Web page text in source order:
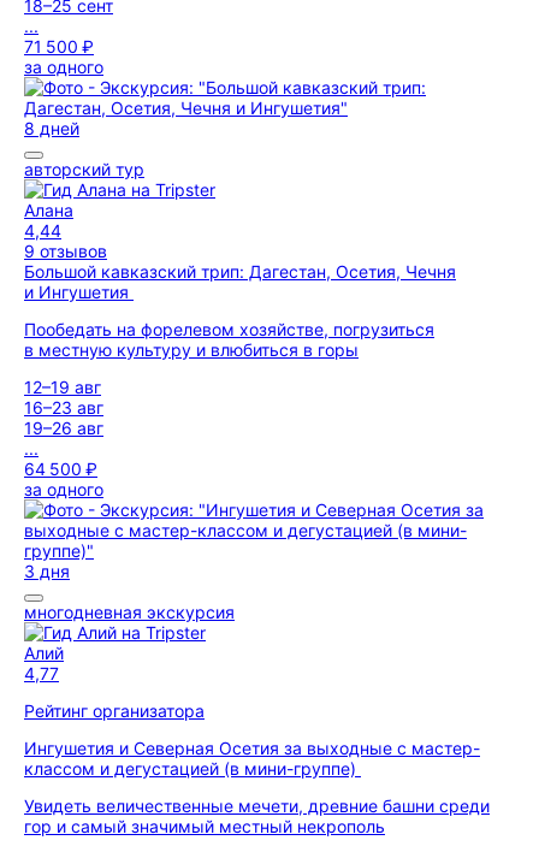
18–25 сент
...
71 500 ₽
за одного
8 дней
авторский тур
Алана
4,44
9 отзывов
Большой кавказский трип: Дагестан, Осетия, Чечня
и Ингушетия
Пообедать на форелевом хозяйстве, погрузиться
в местную культуру и влюбиться в горы
12–19 авг
16–23 авг
19–26 авг
...
64 500 ₽
за одного
3 дня
многодневная экскурсия
Алий
4,77
Рейтинг организатора
Ингушетия и Северная Осетия за выходные с мастер-
классом и дегустацией (в мини-группе)
Увидеть величественные мечети, древние башни среди
гор и самый значимый местный некрополь